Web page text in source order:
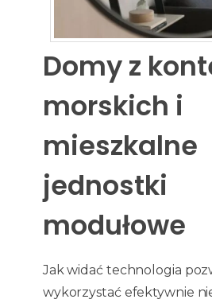
Domy z
morskich i
mieszkalne
jednostki
modułowe
Jak widać technologia
wykorzystać efektywnie